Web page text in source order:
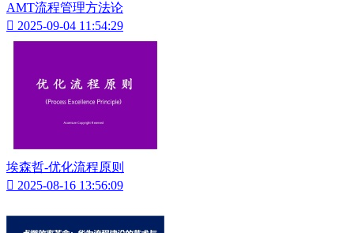
AMT流程管理方法论
 2025-09-04 11:54:29
埃森哲-优化流程原则
 2025-08-16 13:56:09